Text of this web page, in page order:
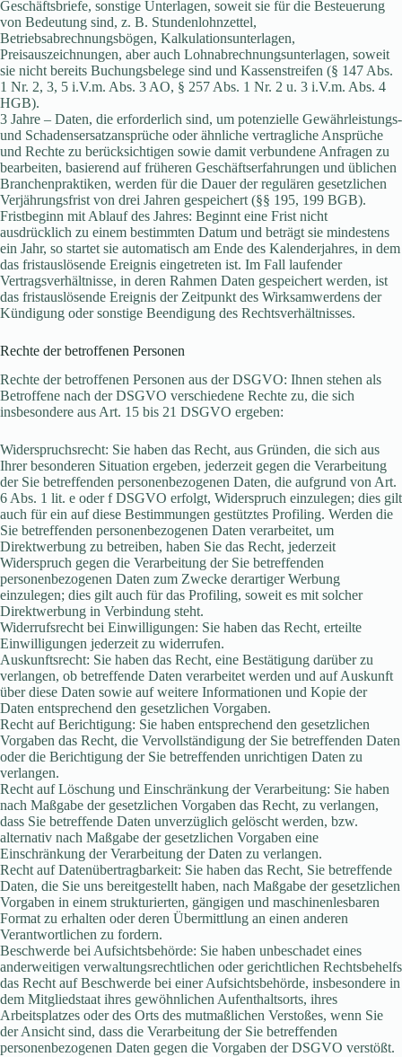
Geschäftsbriefe, sonstige Unterlagen, soweit sie für die Besteuerung
von Bedeutung sind, z. B. Stundenlohnzettel,
Betriebsabrechnungsbögen, Kalkulationsunterlagen,
Preisauszeichnungen, aber auch Lohnabrechnungsunterlagen, soweit
sie nicht bereits Buchungsbelege sind und Kassenstreifen (§ 147 Abs.
1 Nr. 2, 3, 5 i.V.m. Abs. 3 AO, § 257 Abs. 1 Nr. 2 u. 3 i.V.m. Abs. 4
HGB).
3 Jahre – Daten, die erforderlich sind, um potenzielle Gewährleistungs-
und Schadensersatzansprüche oder ähnliche vertragliche Ansprüche
und Rechte zu berücksichtigen sowie damit verbundene Anfragen zu
bearbeiten, basierend auf früheren Geschäftserfahrungen und üblichen
Branchenpraktiken, werden für die Dauer der regulären gesetzlichen
Verjährungsfrist von drei Jahren gespeichert (§§ 195, 199 BGB).
Fristbeginn mit Ablauf des Jahres: Beginnt eine Frist nicht
ausdrücklich zu einem bestimmten Datum und beträgt sie mindestens
ein Jahr, so startet sie automatisch am Ende des Kalenderjahres, in dem
das fristauslösende Ereignis eingetreten ist. Im Fall laufender
Vertragsverhältnisse, in deren Rahmen Daten gespeichert werden, ist
das fristauslösende Ereignis der Zeitpunkt des Wirksamwerdens der
Kündigung oder sonstige Beendigung des Rechtsverhältnisses.
Rechte der betroffenen Personen
Rechte der betroffenen Personen aus der DSGVO: Ihnen stehen als
Betroffene nach der DSGVO verschiedene Rechte zu, die sich
insbesondere aus Art. 15 bis 21 DSGVO ergeben:
Widerspruchsrecht: Sie haben das Recht, aus Gründen, die sich aus
Ihrer besonderen Situation ergeben, jederzeit gegen die Verarbeitung
der Sie betreffenden personenbezogenen Daten, die aufgrund von Art.
6 Abs. 1 lit. e oder f DSGVO erfolgt, Widerspruch einzulegen; dies gilt
auch für ein auf diese Bestimmungen gestütztes Profiling. Werden die
Sie betreffenden personenbezogenen Daten verarbeitet, um
Direktwerbung zu betreiben, haben Sie das Recht, jederzeit
Widerspruch gegen die Verarbeitung der Sie betreffenden
personenbezogenen Daten zum Zwecke derartiger Werbung
einzulegen; dies gilt auch für das Profiling, soweit es mit solcher
Direktwerbung in Verbindung steht.
Widerrufsrecht bei Einwilligungen: Sie haben das Recht, erteilte
Einwilligungen jederzeit zu widerrufen.
Auskunftsrecht: Sie haben das Recht, eine Bestätigung darüber zu
verlangen, ob betreffende Daten verarbeitet werden und auf Auskunft
über diese Daten sowie auf weitere Informationen und Kopie der
Daten entsprechend den gesetzlichen Vorgaben.
Recht auf Berichtigung: Sie haben entsprechend den gesetzlichen
Vorgaben das Recht, die Vervollständigung der Sie betreffenden Daten
oder die Berichtigung der Sie betreffenden unrichtigen Daten zu
verlangen.
Recht auf Löschung und Einschränkung der Verarbeitung: Sie haben
nach Maßgabe der gesetzlichen Vorgaben das Recht, zu verlangen,
dass Sie betreffende Daten unverzüglich gelöscht werden, bzw.
alternativ nach Maßgabe der gesetzlichen Vorgaben eine
Einschränkung der Verarbeitung der Daten zu verlangen.
Recht auf Datenübertragbarkeit: Sie haben das Recht, Sie betreffende
Daten, die Sie uns bereitgestellt haben, nach Maßgabe der gesetzlichen
Vorgaben in einem strukturierten, gängigen und maschinenlesbaren
Format zu erhalten oder deren Übermittlung an einen anderen
Verantwortlichen zu fordern.
Beschwerde bei Aufsichtsbehörde: Sie haben unbeschadet eines
anderweitigen verwaltungsrechtlichen oder gerichtlichen Rechtsbehelfs
das Recht auf Beschwerde bei einer Aufsichtsbehörde, insbesondere in
dem Mitgliedstaat ihres gewöhnlichen Aufenthaltsorts, ihres
Arbeitsplatzes oder des Orts des mutmaßlichen Verstoßes, wenn Sie
der Ansicht sind, dass die Verarbeitung der Sie betreffenden
personenbezogenen Daten gegen die Vorgaben der DSGVO verstößt.